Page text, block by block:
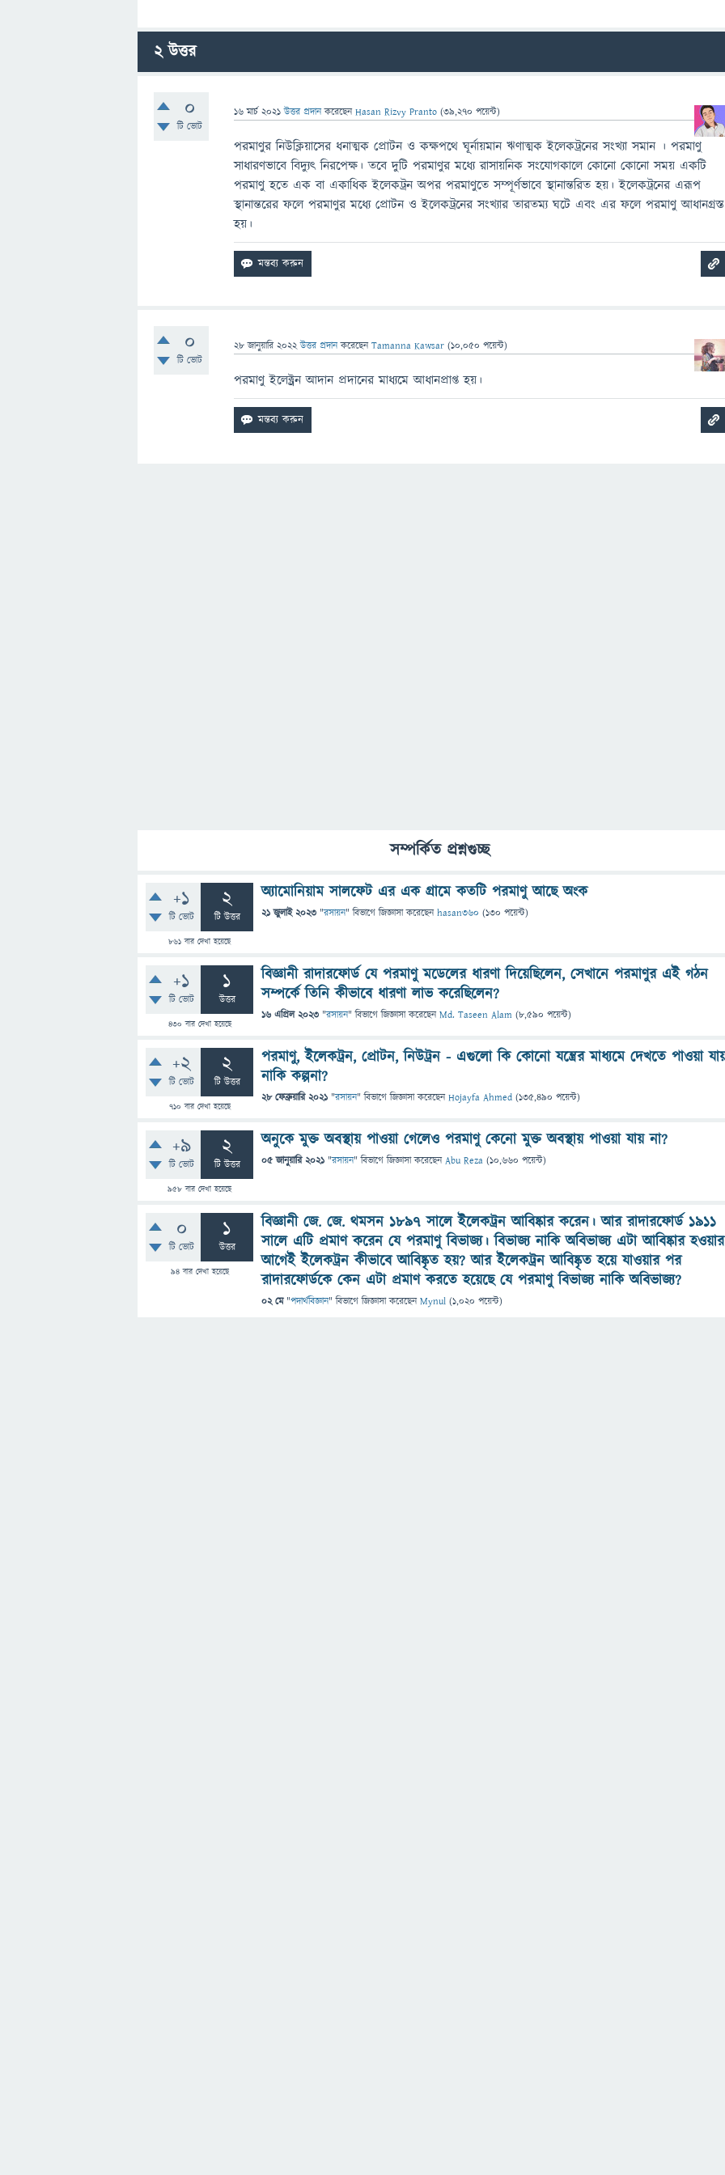
2উত্তর
0
টি ভোট
16 মার্চ 2021 উত্তর প্রদান করেছেনHasan Rizvy Pranto (39,270 পয়েন্ট)
পরমাণুর নিউক্লিয়াসের ধনাত্মক প্রোটন ও কক্ষপথে ঘূর্নায়মান ঋণাত্মক ইলেকট্রনের সংখ্যা সমান । পরমাণু
সাধারণভাবে বিদ্যুৎ নিরপেক্ষ। তবে দুটি পরমাণুর মধ্যে রাসায়নিক সংযােগকালে কোনাে কোনাে সময় একটি
পরমাণু হতে এক বা একাধিক ইলেকট্রন অপর পরমাণুতে সম্পূর্ণভাবে স্থানান্তরিত হয়। ইলেকট্রনের এরূপ
স্থানান্তরের ফলে পরমাণুর মধ্যে প্রােটন ও ইলেকট্রনের সংখ্যার তারতম্য ঘটে এবং এর ফলে পরমাণু আধানগ্রস্ত
হয়।
0
টি ভোট
28 জানুয়ারি 2022 উত্তর প্রদান করেছেনTamanna Kawsar (10,050 পয়েন্ট)
পরমাণু ইলেক্ট্রন আদান প্রদানের মাধ্যমে আধানপ্রাপ্ত হয়।
সম্পর্কিত প্রশ্নগুচ্ছ
+1
টি ভোট
2
টি উত্তর
861 বার দেখা হয়েছে
অ্যামোনিয়াম সালফেট এর এক গ্রামে কতটি পরমাণু আছে অংক
21 জুলাই 2023 "রসায়ন" বিভাগে জিজ্ঞাসাকরেছেনhasan360 (130 পয়েন্ট)
+1
টি ভোট
1
উত্তর
430 বার দেখা হয়েছে
বিজ্ঞানী রাদারফোর্ড যে পরমাণু মডেলের ধারণা দিয়েছিলেন, সেখানে পরমাণুর এই গঠন
সম্পর্কে তিনি কীভাবে ধারণা লাভ করেছিলেন?
16 এপ্রিল 2023 "রসায়ন" বিভাগে জিজ্ঞাসাকরেছেনMd. Taseen Alam (8,590 পয়েন্ট)
+2
টি ভোট
2
টি উত্তর
710 বার দেখা হয়েছে
পরমাণু, ইলেকট্রন, প্রোটন, নিউট্রন - এগুলো কি কোনো যন্ত্রের মাধ্যমে দেখতে পাওয়া
নাকি কল্পনা?
28 ফেব্রুয়ারি 2021 "রসায়ন" বিভাগে জিজ্ঞাসাকরেছেনHojayfa Ahmed (135,490 পয়েন্ট)
+9
টি ভোট
2
টি উত্তর
958 বার দেখা হয়েছে
অনুকে মুক্ত অবস্থায় পাওয়া গেলেও পরমাণু কেনো মুক্ত অবস্থায় পাওয়া যায় না?
05 জানুয়ারি 2021 "রসায়ন" বিভাগে জিজ্ঞাসাকরেছেনAbu Reza (10,660 পয়েন্ট)
0
টি ভোট
1
উত্তর
94বার দেখা হয়েছে
বিজ্ঞানী জে. জে. থমসন ১৮৯৭ সালে ইলেকট্রন আবিষ্কার করেন। আর রাদারফোর্ড ১৯১১
সালে এটি প্রমাণ করেন যে পরমাণু বিভাজ্য। বিভাজ্য নাকি অবিভাজ্য এটা আবিষ্কার হওয়ার
আগেই ইলেকট্রন কীভাবে আবিষ্কৃত হয়? আর ইলেকট্রন আবিষ্কৃত হয়ে যাওয়ার পর
রাদারফোর্ডকে কেন এটা প্রমাণ করতে হয়েছে যে পরমাণু বিভাজ্য নাকি অবিভাজ্য?
02 মে "পদার্থবিজ্ঞান" বিভাগে জিজ্ঞাসাকরেছেনMynul (1,020 পয়েন্ট)